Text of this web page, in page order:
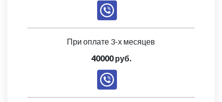
При оплате 3-х месяцев
40000 руб.